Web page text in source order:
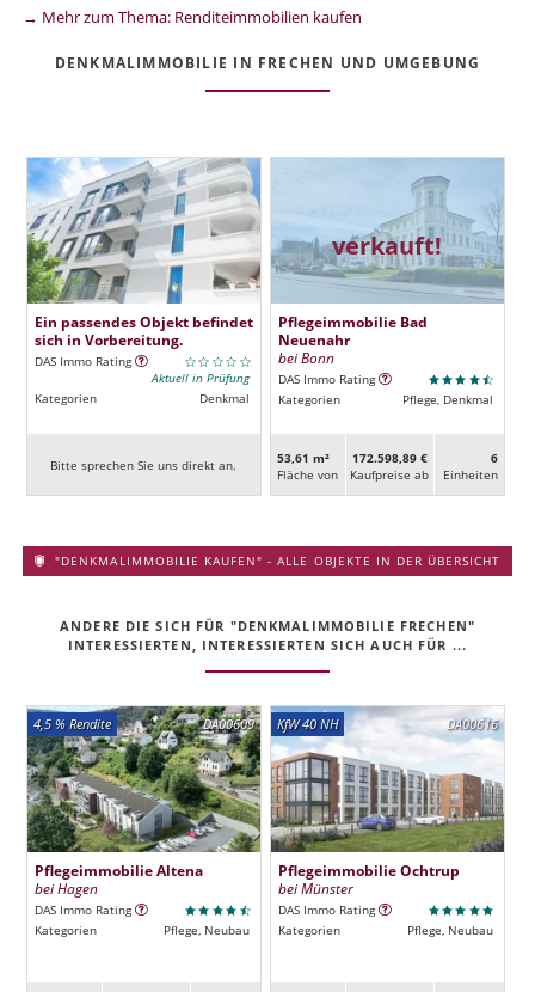
→ Mehr zum Thema: Renditeimmobilien kaufen
DENKMALIMMOBILIE IN FRECHEN UND UMGEBUNG
Ein passendes Objekt befindet
sich in Vorbereitung.
DAS Immo Rating
Aktuell in Prüfung
Kategorien
Denkmal
Bitte sprechen Sie uns direkt an.
verkauft!
Pflegeimmobilie Bad
Neuenahr
bei Bonn
DAS Immo Rating
Kategorien
Pflege, Denkmal
53,61 m²
Fläche von
172.598,89 €
Kaufpreise ab
6
Ein­heiten
"DENKMALIMMOBILIE KAUFEN" - ALLE OBJEKTE IN DER ÜBERSICHT
ANDERE DIE SICH FÜR "DENKMALIMMOBILIE FRECHEN"
INTERESSIERTEN, INTERESSIERTEN SICH AUCH FÜR ...
DA00609
4,5 % Rendite
Pflegeimmobilie Altena
bei Hagen
DAS Immo Rating
Kategorien
Pflege, Neubau
DA00616
KfW 40 NH
Pflegeimmobilie Ochtrup
bei Münster
DAS Immo Rating
Kategorien
Pflege, Neubau